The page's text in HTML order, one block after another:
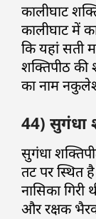
कालीघाट
कालीघाट में
कि यहां सती
शक्तिपीठ की
का नाम
44) सुगंधा
सुगंधा
तट पर स्थित
नासिका
और रक्षक